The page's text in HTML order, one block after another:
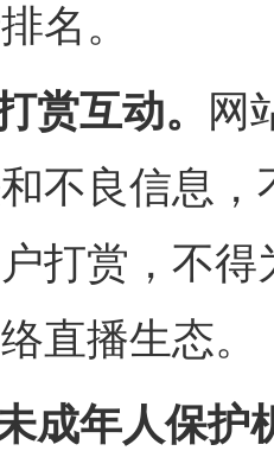
名。
互动。
网
不良信息
打赏，不
直播生态。
年人保护